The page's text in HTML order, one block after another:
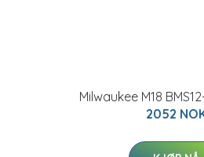
Milwaukee M18
2052